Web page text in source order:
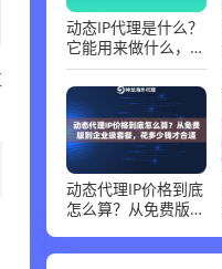
动态IP代理是什么？
它能用来做什么，优
势在哪？
动态代理IP价格到底
怎么算？从免费版到
钱才合适